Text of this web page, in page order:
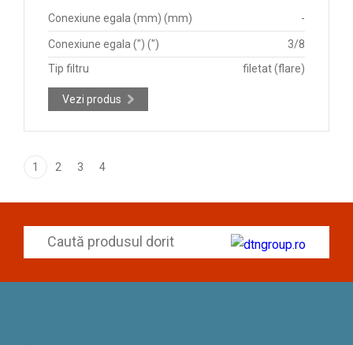
Conexiune egala (mm) (mm) -
Conexiune egala (") (")
3/8
Tip filtru
filetat (flare)
Vezi produs
1 2 3 4